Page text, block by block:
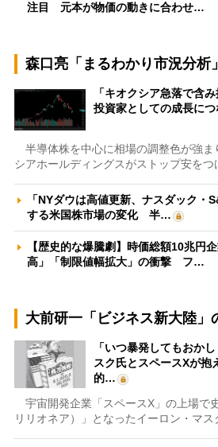
注目 元本が物価の動きに合わせ…
森口亮「まるわかり市況分析」
「キオクシア急落で含
投資家としての成長に
半導体株を中心に相場の調整色が強ま
シアホールディングスがストップ安をつ
「NYダウは高値更新、ナスダック・
する米国株市場の変化 半…
【歴史的な爆騰劇】時価総額10兆円
高」「制限値幅拡大」の衝撃 フ…
大前研一「ビジネス新大陸」
「いつ暴発してもおか
スク氏とスペースXが抱
的…
宇宙開発企業「スペースX」の上場で
リリオネア）」となったイーロン・マス